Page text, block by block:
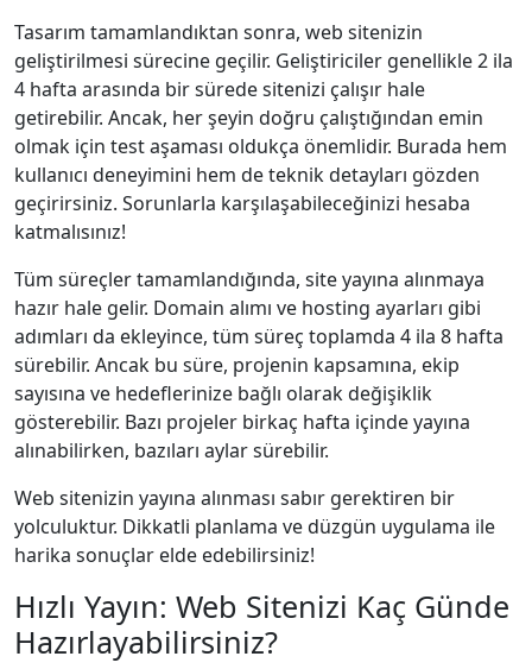
Tasarım tamamlandıktan sonra, web sitenizin
geliştirilmesi sürecine geçilir. Geliştiriciler genellikle 2 ila
4 hafta arasında bir sürede sitenizi çalışır hale
getirebilir. Ancak, her şeyin doğru çalıştığından emin
olmak için test aşaması oldukça önemlidir. Burada hem
kullanıcı deneyimini hem de teknik detayları gözden
geçirirsiniz. Sorunlarla karşılaşabileceğinizi hesaba
katmalısınız!
Tüm süreçler tamamlandığında, site yayına alınmaya
hazır hale gelir. Domain alımı ve hosting ayarları gibi
adımları da ekleyince, tüm süreç toplamda 4 ila 8 hafta
sürebilir. Ancak bu süre, projenin kapsamına, ekip
sayısına ve hedeflerinize bağlı olarak değişiklik
gösterebilir. Bazı projeler birkaç hafta içinde yayına
alınabilirken, bazıları aylar sürebilir.
Web sitenizin yayına alınması sabır gerektiren bir
yolculuktur. Dikkatli planlama ve düzgün uygulama ile
harika sonuçlar elde edebilirsiniz!
Hızlı Yayın: Web Sitenizi Kaç Günde
Hazırlayabilirsiniz?